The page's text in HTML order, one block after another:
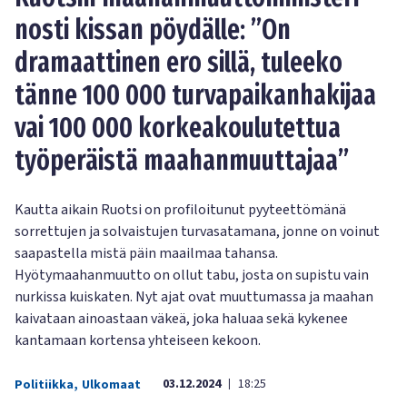
nosti kissan pöydälle: ”On
dramaattinen ero sillä, tuleeko
tänne 100 000 turvapaikanhakijaa
vai 100 000 korkeakoulutettua
työperäistä maahanmuuttajaa”
Kautta aikain Ruotsi on profiloitunut pyyteettömänä
sorrettujen ja solvaistujen turvasatamana, jonne on voinut
saapastella mistä päin maailmaa tahansa.
Hyötymaahanmuutto on ollut tabu, josta on supistu vain
nurkissa kuiskaten. Nyt ajat ovat muuttumassa ja maahan
kaivataan ainoastaan väkeä, joka haluaa sekä kykenee
kantamaan kortensa yhteiseen kekoon.
Politiikka, Ulkomaat 03.12.2024 | 18:25